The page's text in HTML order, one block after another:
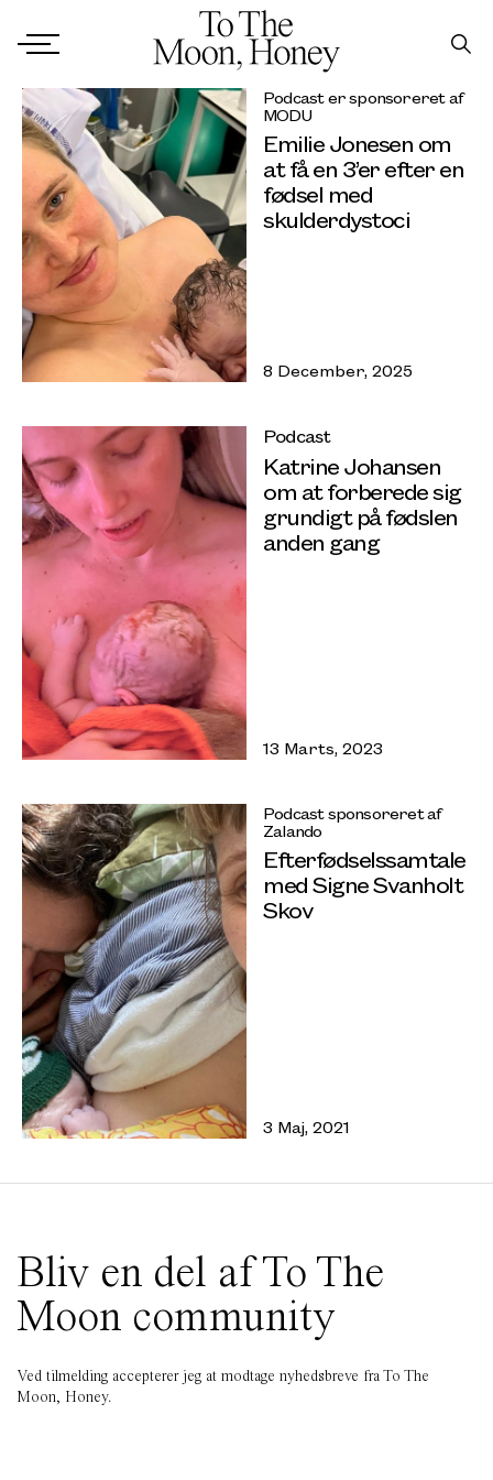
Podcast er sponsoreret af
MODU
Emilie Jonesen om
at få en 3’er efter en
fødsel med
skulderdystoci
8 December, 2025
Podcast
Katrine Johansen
om at forberede sig
grundigt på fødslen
anden gang
13 Marts, 2023
Podcast sponsoreret af
Zalando
Efterfødselssamtale
med Signe Svanholt
Skov
3 Maj, 2021
Bliv en del af To The
Moon community
Ved tilmelding accepterer jeg at modtage nyhedsbreve fra To The
Moon, Honey.